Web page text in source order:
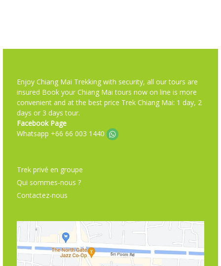
Enjoy Chiang Mai Trekking with security, all our tours are
insured Book your Chiang Mai tours now on line is more
convenient and at the best price Trek Chiang Mai: 1 day, 2
days or 3 days tour.
Facebook Page
Whatsapp +66 66 003 1440
Trek privé en groupe
Qui sommes-nous ?
Contactez-nous